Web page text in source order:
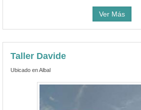
Ver Más
Taller Davide
Ubicado en Albal